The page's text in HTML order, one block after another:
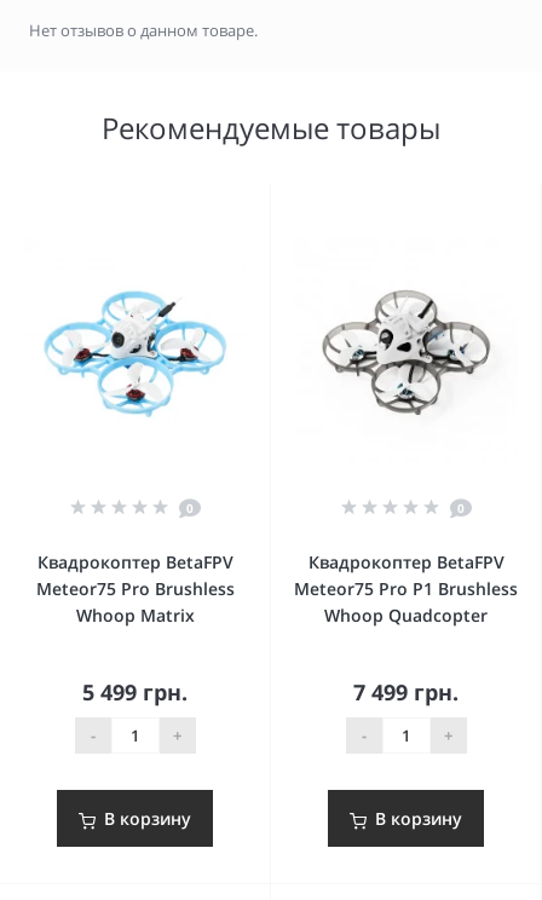
Нет отзывов о данном товаре.
Рекомендуемые товары
0
Квадрокоптер BetaFPV
Meteor75 Pro Brushless
Whoop Matrix
5 499 грн.
- +
В корзину
0
Квадрокоптер BetaFPV
Meteor75 Pro P1 Brushless
Whoop Quadcopter
7 499 грн.
- +
В корзину